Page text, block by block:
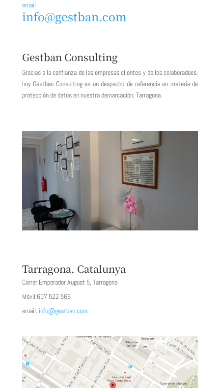
email
info@gestban.com
Gestban Consulting
Gracias a la confianza de las empresas clientes y de los colaboradoes,
hoy Gestban Consulting es un despacho de referencia en materia de
protección de datos en nuestra demarcación, Tarragona.
Tarragona, Catalunya
Carrer Emperador August 5, Tarragona
Móvil:607 522 566
email: info@gestban.com